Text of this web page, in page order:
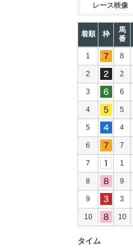
レース映像
着順 枠
馬
番
1 8
2 2
3 6
4 5
5 4
6 7
7 1
8 9
9 3
10 10
タイム